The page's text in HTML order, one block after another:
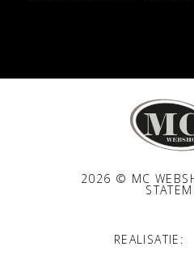
2026 © MC
REALISATIE: